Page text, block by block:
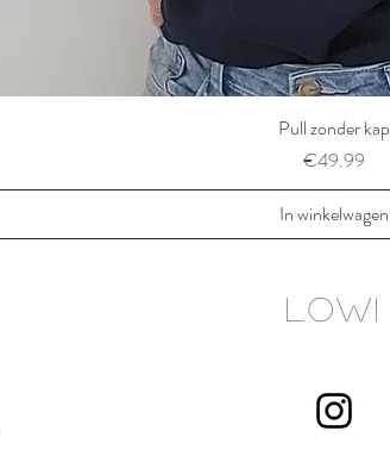
Pull zonder kap
Prijs
€49.99
In winkelwagen
LOWI